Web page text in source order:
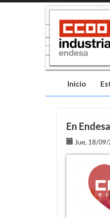
Inicio
En
Jue, 18/